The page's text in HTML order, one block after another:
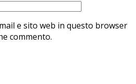
e sito web in questo browser
commento.